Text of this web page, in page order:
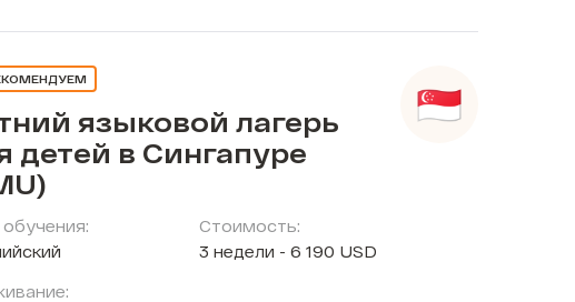
языковой лагерь
детей в Сингапуре
Стоимость:
3 недели - 6 190 USD